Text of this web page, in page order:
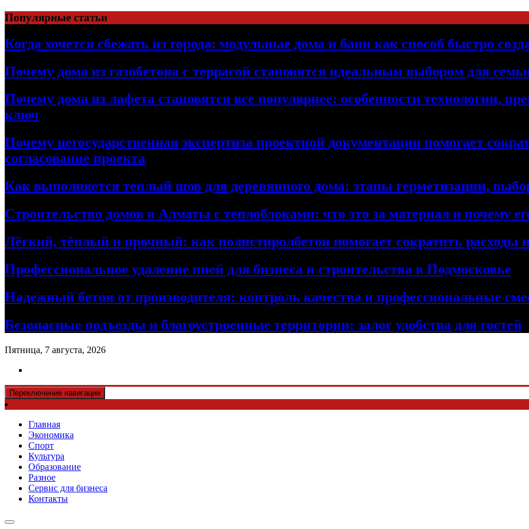
Перейти
к
содержимому
Популярные статьи
Когда хочется сбежать из города: модульные дома и бани как способ быстро
Почему дома из газобетона с террасой становятся идеальным выбором для
Почему дома из лафета становятся все популярнее: особенности технологии,
ключ
Почему негосударственная экспертиза проектной документации помогает
согласование проекта
Как выполняется теплый шов для деревянного дома: этапы герметизации,
Строительство домов в Алматы с теплоблоками: что это за материал и почему
Лёгкий, тёплый и прочный: как полистиролбетон помогает сократить расходы
Профессиональное удаление пней для бизнеса и строительства в Подмосковье
Надежный бетон от производителя: контроль качества и профессиональные
Безопасные подъезды и благоустроенные территории: залог удобства для гостей
Пятница, 7 августа, 2026
Переключение навигации
Главная
Экономика
Спорт
Культура
Образование
Разное
Сервис для бизнеса
Контакты